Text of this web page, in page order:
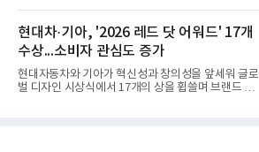
등으로 이전
기존 미사일체계를 대체할 중고도 및 중거리 대공미
사일을 개발하기로 결정했다.처음 KM-SAM 사업으로
불린 이 사업의 명칭은 호크(Iron Hawk, 철매)를 대체
한다는 의미에서 ‘철매Ⅱ’ 로 정해졌다. 철매Ⅱ 개발
사업은 미사일체계 완성 후인 2011년 ‘천궁(天弓)’으
로 다시 장비명이 바뀌었다. 17개 업체와 관련 기관이
참여한 가운데 LIG 넥스원은 탐색 개발에서 체계개발
현대차·기아, '2026 레드 닷 어워드' 17개
수상...소비자 관심도 증가
현대자동차와 기아가 혁신성과 창의성을 앞세워 글로
벌 디자인 시상식에서 17개의 상을 휩쓸며 브랜드 경